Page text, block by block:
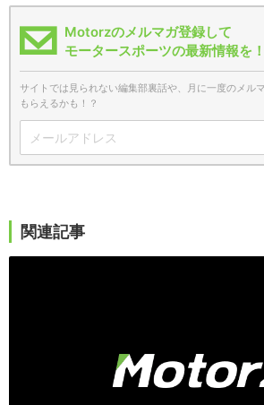
Motorzのメルマガ登録して
モータースポーツの最新情報を！
サイトでは見られない編集部裏話や、月に一度のメル
もらえるかも！？
関連記事